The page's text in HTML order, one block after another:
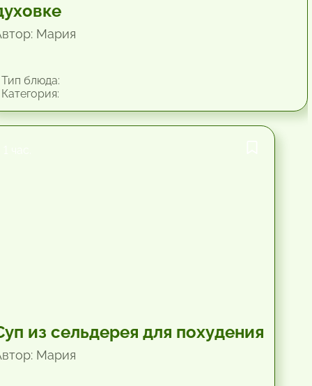
Мария
блюда:
из сельдерея для похудения
Мария